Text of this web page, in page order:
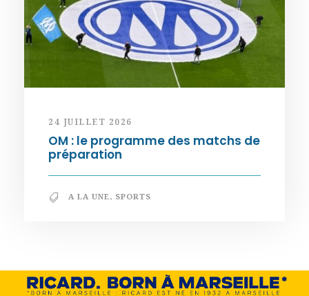
24 JUILLET 2026
OM : le programme des matchs de
préparation
A LA UNE, SPORTS